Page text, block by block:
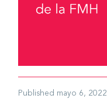
Published mayo 6, 2022